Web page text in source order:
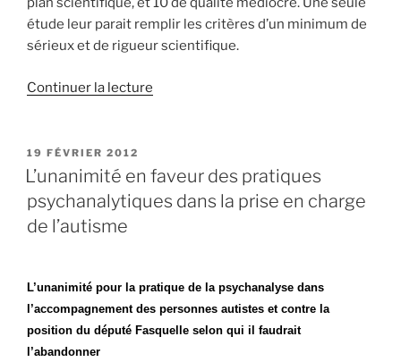
étude leur parait remplir les critères d’un minimum de
sérieux et de rigueur scientifique.
Continuer la lecture
les
pédiatres
PUBLIÉ
LE
19 FÉVRIER 2012
L’unanimité en faveur des pratiques
psychanalytiques dans la prise en charge
de l’autisme
L’unanimité pour la pratique de la psychanalyse dans
l’accompagnement des personnes autistes et contre la
position du député Fasquelle selon qui il faudrait
l’abandonner